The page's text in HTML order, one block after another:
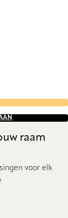
raam
voor elk